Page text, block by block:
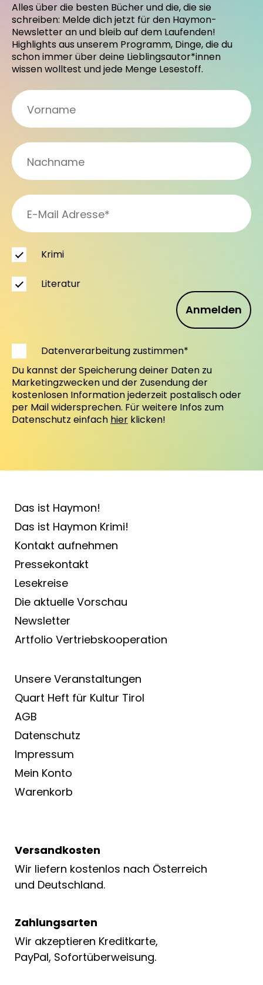
Alles über die besten Bücher und die, die sie
schreiben: Melde dich jetzt für den Haymon-
Newsletter an und bleib auf dem Laufenden!
Highlights aus unserem Programm, Dinge, die du
schon immer über deine Lieblingsautor*innen
wissen wolltest und jede Menge Lesestoff.
Anmelden
Krimi
Literatur
Datenverarbeitung zustimmen*
Du kannst der Speicherung deiner Daten zu
Marketingzwecken und der Zusendung der
kostenlosen Information jederzeit postalisch oder
per Mail widersprechen. Für weitere Infos zum
Datenschutz einfach hier klicken!
Das ist Haymon!
Das ist Haymon Krimi!
Kontakt aufnehmen
Pressekontakt
Lesekreise
Die aktuelle Vorschau
Newsletter
Artfolio Vertriebs­kooperation
Unsere Veranstaltungen
Quart Heft für Kultur Tirol
AGB
Datenschutz
Impressum
Mein Konto
Warenkorb
Versandkosten
Wir liefern kostenlos nach Österreich
und Deutschland.
Zahlungsarten
Wir akzeptieren Kreditkarte,
PayPal, Sofortüberweisung.